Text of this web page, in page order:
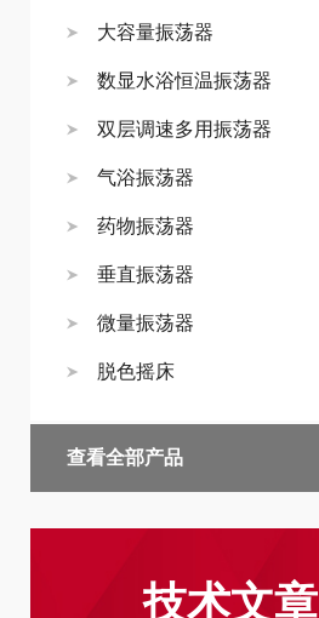
大容量振荡器
数显水浴恒温振荡器
双层调速多用振荡器
气浴振荡器
药物振荡器
垂直振荡器
微量振荡器
脱色摇床
查看全部产品
技术文章